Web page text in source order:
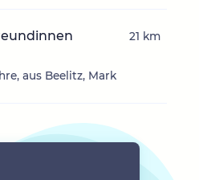
aus Beelitz, Mark
21 km